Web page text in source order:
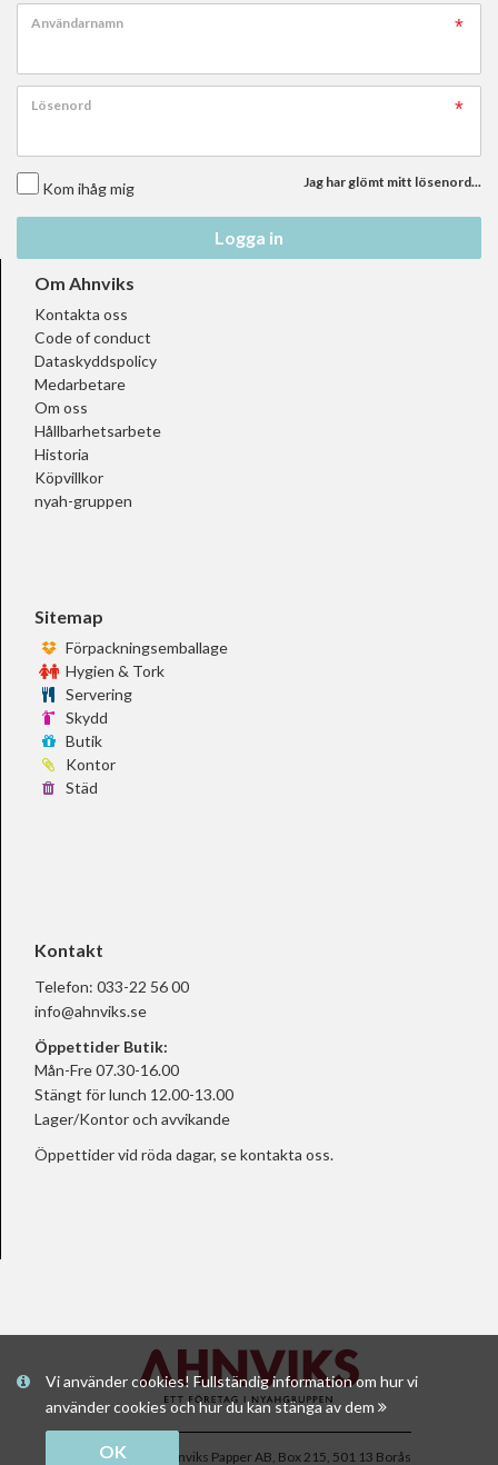
Vi använder cookies! Fullständig information om hur vi
använder cookies och hur du kan stänga av dem
OK
Användarnamn
Lösenord
Kom ihåg mig Jag har glömt mitt lösenord...
Logga in
Om Ahnviks
Kontakta oss
Code of conduct
Dataskyddspolicy
Medarbetare
Om oss
Hållbarhetsarbete
Historia
Köpvillkor
nyah-gruppen
Sitemap
Förpackningsemballage
Hygien & Tork
Servering
Skydd
Butik
Kontor
Städ
Kontakt
Telefon: 033-22 56 00
info@ahnviks.se
Öppettider Butik:
Mån-Fre 07.30-16.00
Stängt för lunch 12.00-13.00
Lager/Kontor och avvikande
Öppettider vid röda dagar, sekontakta oss.
Copyright © Ahnviks Papper AB, Box 215, 501 13 Borås